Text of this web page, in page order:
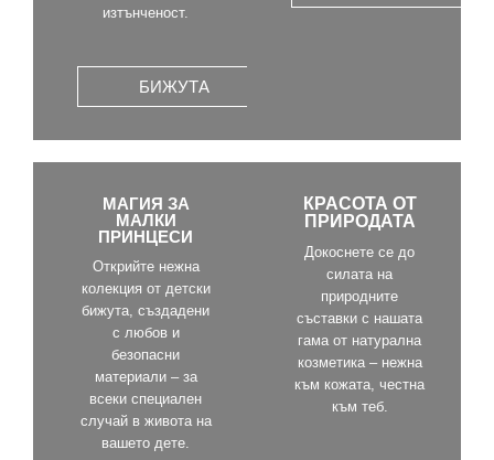
изтънченост.
БИЖУТА
МАГИЯ ЗА
МАЛКИ
ПРИНЦЕСИ
Открийте нежна
колекция от детски
бижута, създадени
с любов и
безопасни
материали – за
всeки специалeн
случай в живота на
вашето дете.
КРАСОТА ОТ
ПРИРОДАТА
Докоснете се до
силата на
природните
съставки с нашата
гама от натурална
козметика – нежна
към кожата, честна
към теб.